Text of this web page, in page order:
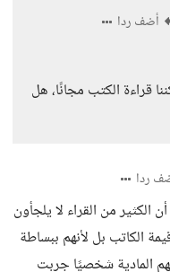
أضف ردا
قراءة الكتب مجانًا، هل
ردا
الكثير من القراء لا يلجأون
الكاتب بل لأنهم ببساطة
المادية شخصيًا جربت